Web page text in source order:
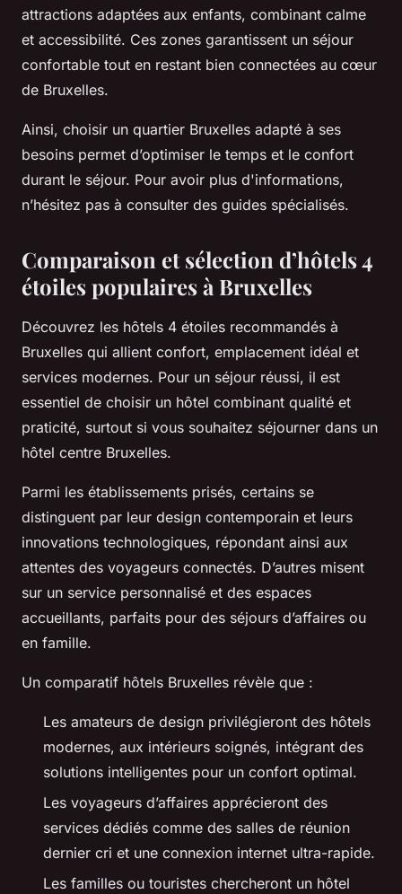
attractions adaptées aux enfants, combinant calme
et accessibilité. Ces zones garantissent un séjour
confortable tout en restant bien connectées au cœur
de Bruxelles.
Ainsi, choisir un quartier Bruxelles adapté à ses
besoins permet d’optimiser le temps et le confort
durant le séjour. Pour avoir plus d'informations,
n’hésitez pas à consulter des guides spécialisés.
Comparaison et sélection d’hôtels 4
étoiles populaires à Bruxelles
Découvrez les hôtels 4 étoiles recommandés à
Bruxelles qui allient confort, emplacement idéal et
services modernes. Pour un séjour réussi, il est
essentiel de choisir un hôtel combinant qualité et
praticité, surtout si vous souhaitez séjourner dans un
hôtel centre Bruxelles.
Parmi les établissements prisés, certains se
distinguent par leur design contemporain et leurs
innovations technologiques, répondant ainsi aux
attentes des voyageurs connectés. D’autres misent
sur un service personnalisé et des espaces
accueillants, parfaits pour des séjours d’affaires ou
en famille.
Un comparatif hôtels Bruxelles révèle que :
Les amateurs de design privilégieront des hôtels
modernes, aux intérieurs soignés, intégrant des
solutions intelligentes pour un confort optimal.
Les voyageurs d’affaires apprécieront des
services dédiés comme des salles de réunion
dernier cri et une connexion internet ultra-rapide.
Les familles ou touristes chercheront un hôtel